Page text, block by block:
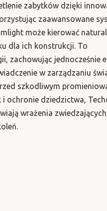
zabytków dzięki
zaawansowane
może kierować
dla ich konstrukcji. To
zachowując jednocześnie
w zarządzaniu
szkodliwym
i ochronie dziedzictwa,
wrażenia